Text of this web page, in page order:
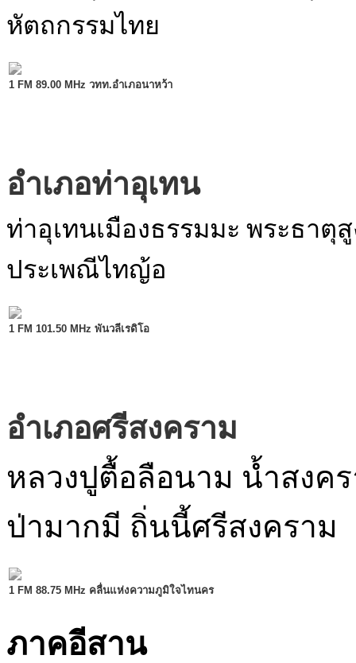
หัตถกรรมไทย
1 FM 89.00 MHz วทท.อำเภอนาหว้า
อำเภอท่าอุเทน
ท่าอุเทนเมืองธรรมมะ พระธาตุ
ประเพณีไทญ้อ
1 FM 101.50 MHz พันวลีเรดิโอ
อำเภอศรีสงคราม
หลวงปูตื้อลือนาม น้ำสงค
ป่ามากมี ถิ่นนี้ศรีสงคราม
1 FM 88.75 MHz คลื่นแห่งความภูมิใจไทนคร
ภาคอีสาน